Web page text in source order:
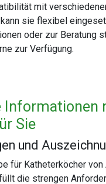
mit
sie flexibel
oder zur Beratung
zur Verfügung.
Informationen
Sie
und
für Katheterköcher von
die strengen